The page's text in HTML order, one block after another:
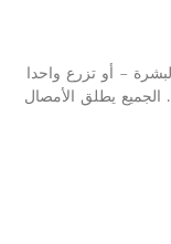
– أو تزرع واحدا
يطلق الأمصال